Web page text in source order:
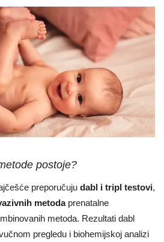
postoje?
preporučuju dabl i tripl testovi,
metodaprenatalne
metoda. Rezultati dabl
pregledu i biohemijskoj analizi